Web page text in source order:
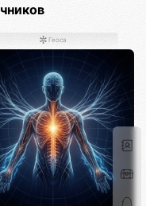
Геоса